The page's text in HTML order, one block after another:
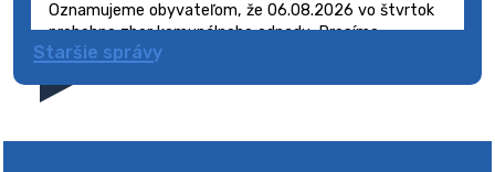
Oznamujeme obyvateľom, že 06.08.2026 vo štvrtok
prebehne zber komunálneho odpadu. Prosíme
obyvateľov, aby smetné nádoby s odpadom vyložili
5. augusta 2026 08:41
Staršie správy